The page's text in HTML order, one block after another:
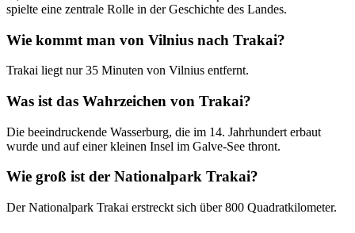
spielte eine zentrale Rolle in der Geschichte des Landes.
Wie kommt man von Vilnius nach Trakai?
Trakai liegt nur 35 Minuten von Vilnius entfernt.
Was ist das Wahrzeichen von Trakai?
Die beeindruckende Wasserburg, die im 14. Jahrhundert erbaut
wurde und auf einer kleinen Insel im Galve-See thront.
Wie groß ist der Nationalpark Trakai?
Der Nationalpark Trakai erstreckt sich über 800 Quadratkilometer.